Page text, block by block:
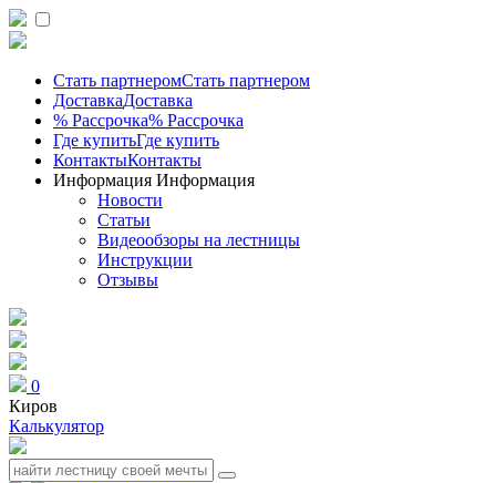
Стать партнеромСтать партнером
ДоставкаДоставка
% Рассрочка% Рассрочка
Где купитьГде купить
КонтактыКонтакты
Информация Информация
Новости
Статьи
Видеообзоры на лестницы
Инструкции
Отзывы
0
Киров
Калькулятор